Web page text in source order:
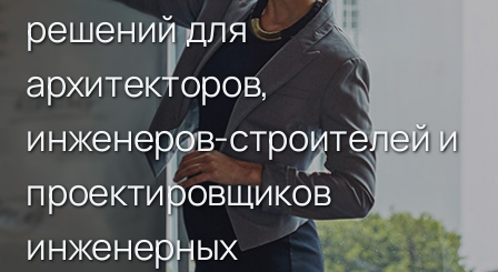
решений для
архитекторов,
инженеров-строителей и
проектировщиков
инженерных